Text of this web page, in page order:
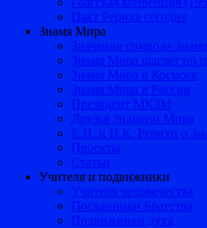
Пакт Рериха сегодня
Знамя Мира
Значение символа
Знамя Мира шагает по
Знамя Мира в Космосе
Знамя Мира в России
Президент МКЗМ
Друзья Знамени Мира
Е.И. и Н.К. Рерихи о
Проекты
Статьи
Учителя и подвижники
Учителя человечества
Посланники Братства
Подвижники духа